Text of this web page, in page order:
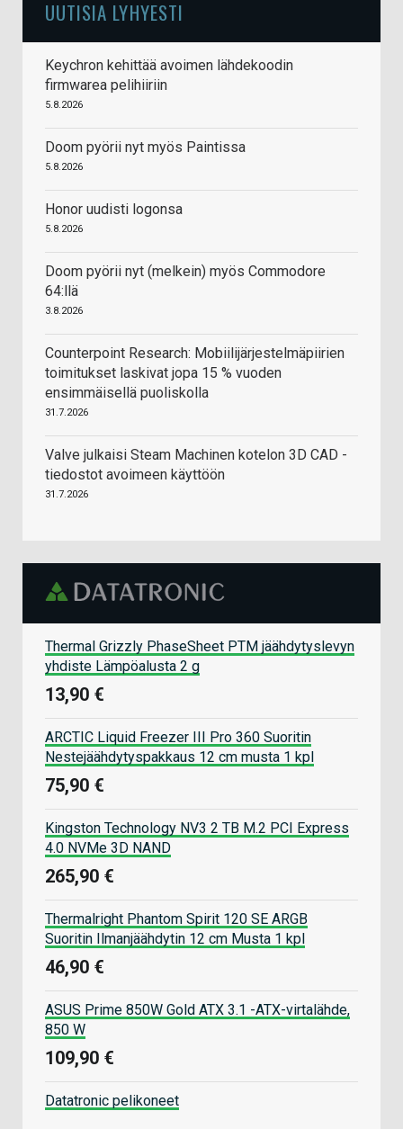
UUTISIA LYHYESTI
Keychron kehittää avoimen lähdekoodin
firmwarea pelihiiriin
5.8.2026
Doom pyörii nyt myös Paintissa
5.8.2026
Honor uudisti logonsa
5.8.2026
Doom pyörii nyt (melkein) myös Commodore
64:llä
3.8.2026
Counterpoint Research: Mobiilijärjestelmäpiirien
toimitukset laskivat jopa 15 % vuoden
ensimmäisellä puoliskolla
31.7.2026
Valve julkaisi Steam Machinen kotelon 3D CAD -
tiedostot avoimeen käyttöön
31.7.2026
Thermal Grizzly PhaseSheet PTM jäähdytyslevyn
yhdiste Lämpöalusta 2 g
13,90 €
ARCTIC Liquid Freezer III Pro 360 Suoritin
Nestejäähdytyspakkaus 12 cm musta 1 kpl
75,90 €
Kingston Technology NV3 2 TB M.2 PCI Express
4.0 NVMe 3D NAND
265,90 €
Thermalright Phantom Spirit 120 SE ARGB
Suoritin Ilmanjäähdytin 12 cm Musta 1 kpl
46,90 €
ASUS Prime 850W Gold ATX 3.1 -ATX-virtalähde,
850 W
109,90 €
Datatronic pelikoneet